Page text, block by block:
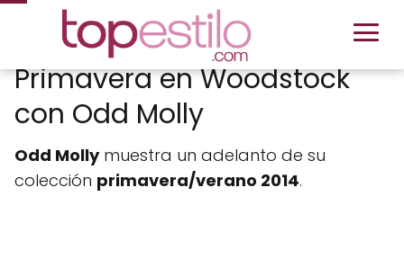
Primavera en Woodstock
con Odd Molly
Odd Mollymuestra un adelanto de su
colección primavera/verano 2014.